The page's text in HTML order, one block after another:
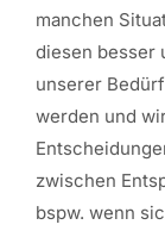
manchen
diesen besser
unserer
werden und
zwischen
bspw. wenn